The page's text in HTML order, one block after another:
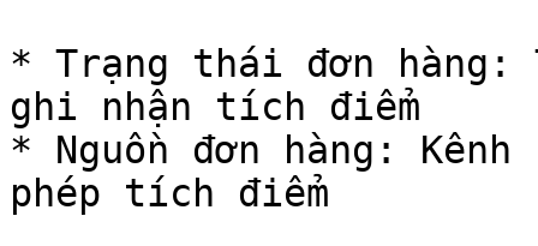
* Trạng thái đơn hàng:
ghi nhận tích điểm
* Nguồn đơn hàng:
phép tích điểm